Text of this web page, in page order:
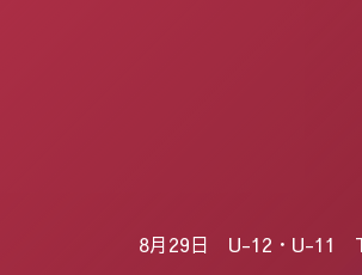
8月29日 U-12・U-11